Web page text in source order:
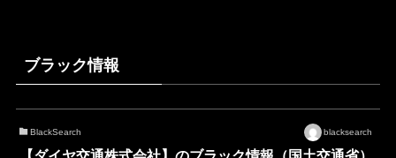
ブラック情報
BlackSearch blacksearch